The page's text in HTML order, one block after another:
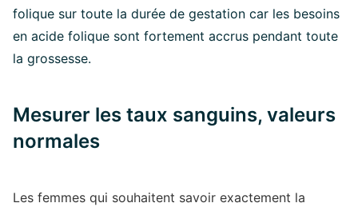
folique sur toute la durée de gestation car les besoins
en acide folique sont fortement accrus pendant toute
la grossesse.
Mesurer les taux sanguins, valeurs
normales
Les femmes qui souhaitent savoir exactement la